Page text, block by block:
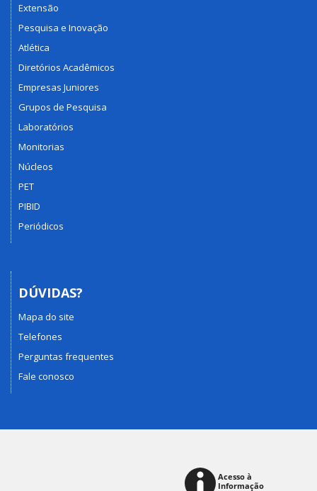
Extensão
Pesquisa e Inovação
Atlética
Diretórios Acadêmicos
Empresas Juniores
Grupos de Pesquisa
Laboratórios
Monitorias
Núcleos
PET
PIBID
Periódicos
DÚVIDAS?
Mapa do site
Telefones
Perguntas frequentes
Fale conosco